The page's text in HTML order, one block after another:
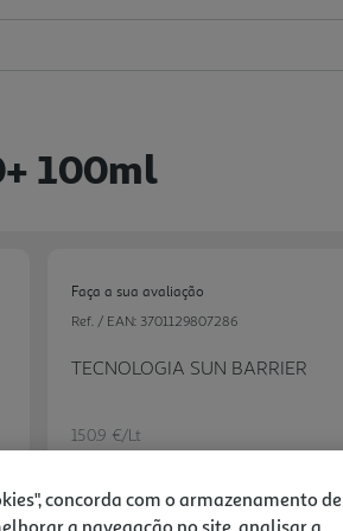
100ml
Faça a sua avaliação
Ref. / EAN: 3701129807286
TECNOLOGIA SUN BARRIER
150.9 €/Lt
concorda com o armazenamento de
a navegação no site, analisar a